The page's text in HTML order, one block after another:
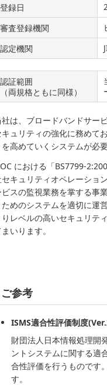
登録日
審査登録機関
認定機関
認証範囲
（両規格ともに同様）
は、ブロードバンドサー
ュリティの強化に務めて
高めていくシステムが必
における「BS7799-
キュリティオペレーショ
スの監視業務を掌する事
めのシステムを適切に運
レベルの高いセキュリテ
いります。
ご参考
ISMS適合性評価制度
財団法人日本情報処理開
ントシステムに関する適
合性評価を行うものです
す。